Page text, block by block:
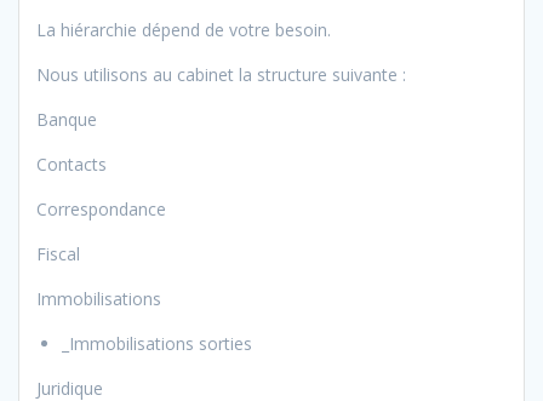
La hiérarchie dépend de votre besoin.
Nous utilisons au cabinet la structure suivante :
Banque
Contacts
Correspondance
Fiscal
Immobilisations
_Immobilisations sorties
Juridique